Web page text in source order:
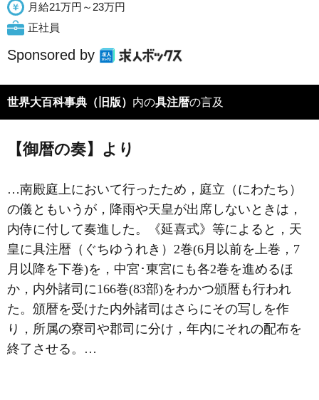
月給21万円～23万円
正社員
Sponsored by
世界大百科事典（旧版） 内の具注暦の言及
【御暦の奏】より
…南殿庭上において行ったため，庭立（にわたち）
の儀ともいうが，降雨や天皇が出席しないときは，
内侍に付して奏進した。《延喜式》等によると，天
皇に具注暦 （ぐちゆうれき）2巻(6月以前を上巻，7
月以降を下巻)を，中宮･東宮にも各2巻を進めるほ
か，内外諸司に166巻(83部)をわかつ頒暦も行われ
た。頒暦を受けた内外諸司はさらにその写しを作
り，所属の寮司や郡司に分け，年内にそれの配布を
終了させる。…